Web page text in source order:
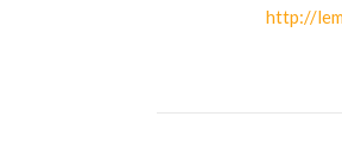
http://